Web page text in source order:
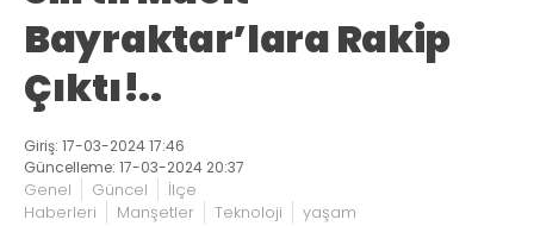
Bayraktar’lara Rakip
Çıktı!..
Giriş: 17-03-2024 17:46
Güncelleme: 17-03-2024 20:37
Genel Güncel
İlçe
Haberleri
Manşetler Teknoloji yaşam